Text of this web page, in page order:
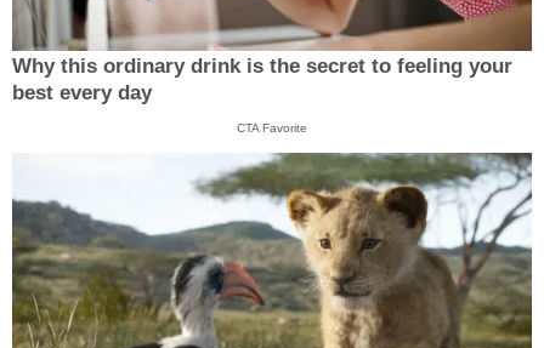
Why this ordinary drink is the secret to feeling your
best every day
CTA Favorite